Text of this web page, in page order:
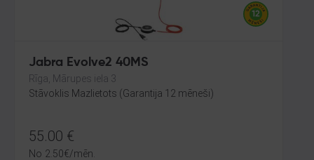
Jabra Evolve2 40MS
Rīga, Mārupes iela 3
Stāvoklis Mazlietots (Garantija 12 mēneši)
55.00 €
No 2.50€/mēn.